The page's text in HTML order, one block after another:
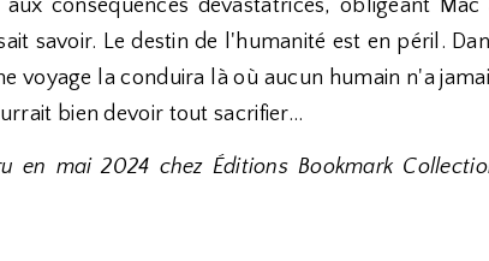
conséquences dévastatrices, obligeant Mac
savoir. Le destin de l'humanité est en péril.
voyage la conduira là où aucun humain n'a
bien devoir tout sacrifier...
en mai 2024 chez Éditions Bookmark